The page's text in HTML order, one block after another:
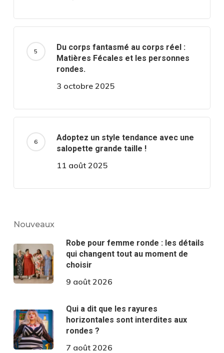
Du corps fantasmé au corps réel :
Matières Fécales et les personnes
rondes.
3 octobre 2025
Adoptez un style tendance avec une
salopette grande taille !
11 août 2025
Nouveaux
Robe pour femme ronde : les détails
qui changent tout au moment de
choisir
9 août 2026
Qui a dit que les rayures
horizontales sont interdites aux
rondes ?
7 août 2026